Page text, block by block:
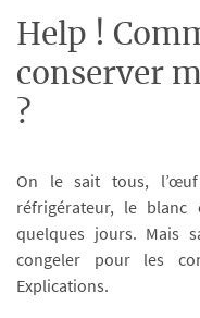
Help !
conserver
?
On le sait tous,
réfrigérateur, le
quelques jours. Mais
congeler pour les
Explications.